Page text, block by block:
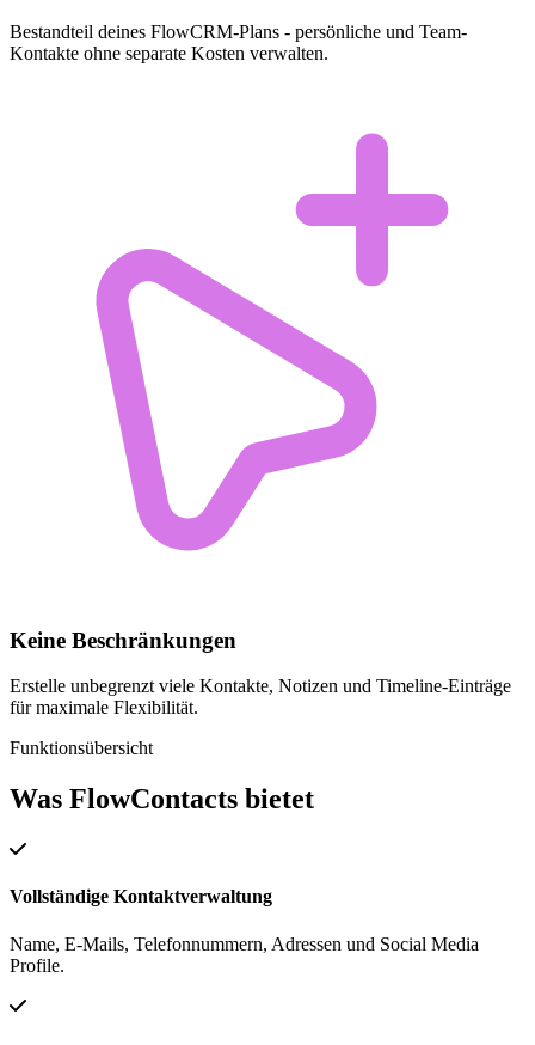
Bestandteil deines FlowCRM-Plans - persönliche und Team-
Kontakte ohne separate Kosten verwalten.
Keine Beschränkungen
Erstelle unbegrenzt viele Kontakte, Notizen und Timeline-Einträge
für maximale Flexibilität.
Funktionsübersicht
Was FlowContacts bietet
Vollständige Kontaktverwaltung
Name, E-Mails, Telefonnummern, Adressen und Social Media
Profile.